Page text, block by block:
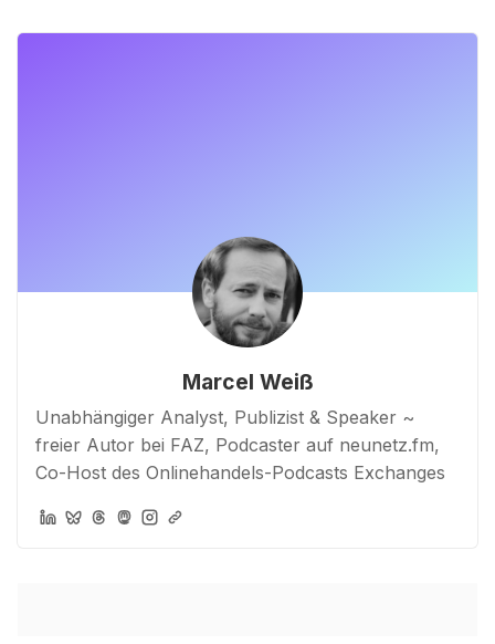
Marcel Weiß
Unabhängiger Analyst, Publizist & Speaker ~
freier Autor bei FAZ, Podcaster auf neunetz.fm,
Co-Host des Onlinehandels-Podcasts Exchanges